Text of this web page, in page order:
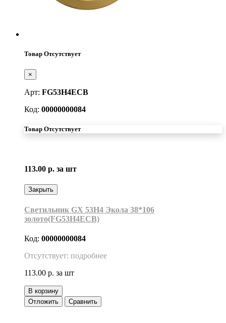
Товар Отсутствует
×
Арт: FG53H4ECB
Код: 00000000084
Товар Отсутствует
113.00 р. за шт
Закрыть
Светильник GX 53H4 Экола 38*106
золото(FG53H4ECB)
Код: 00000000084
Отсутствует: подробнее
113.00 р. за шт
В корзину
Отложить
Сравнить